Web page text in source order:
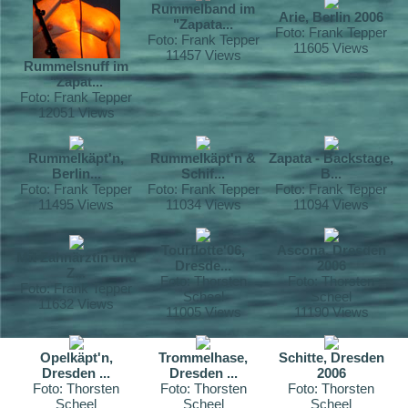
Rummelsnuff im
"Zapat...
Foto: Frank Tepper
12051 Views
Rummelband im
"Zapata...
Foto: Frank Tepper
11457 Views
Arie, Berlin 2006
Foto: Frank Tepper
11605 Views
Rummelkäpt'n,
Berlin...
Foto: Frank Tepper
11495 Views
Rummelkäpt'n &
Schif...
Foto: Frank Tepper
11034 Views
Zapata - Backstage,
B...
Foto: Frank Tepper
11094 Views
Mit Zahnärztin und
Z...
Foto: Frank Tepper
11632 Views
Tourflotte'06,
Dresde...
Foto: Thorsten
Scheel
11005 Views
Ascona, Dresden
2006
Foto: Thorsten
Scheel
11190 Views
Opelkäpt'n,
Dresden ...
Foto: Thorsten
Scheel
Trommelhase,
Dresden ...
Foto: Thorsten
Scheel
Schitte, Dresden
2006
Foto: Thorsten
Scheel